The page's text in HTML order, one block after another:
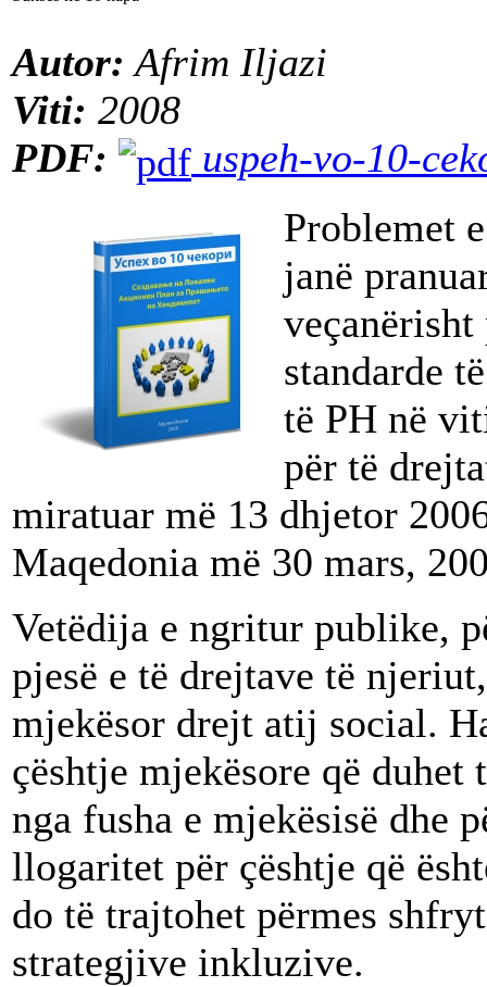
Autor: Afrim Iljazi
Viti: 2008
PDF:
uspeh-vo-10-
Problemet
janë
standarde
të PH në
për të
miratuar më 13 dhjetor
Maqedonia më 30 mars,
Vetëdija e ngritur publike,
pjesë e të drejtave të
mjekësor drejt atij social.
çështje mjekësore që duhet
nga fusha e mjekësisë dhe
llogaritet për çështje që
do të trajtohet përmes
strategjive inkluzive.